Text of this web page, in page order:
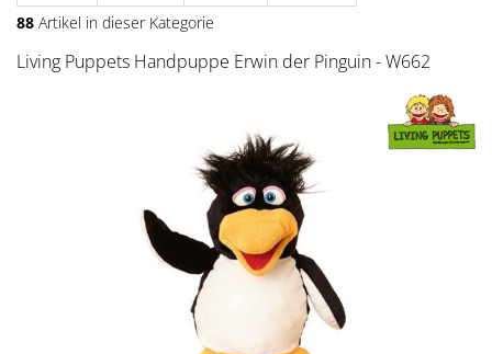
88 Artikel in dieser Kategorie
Living Puppets Handpuppe Erwin der Pinguin - W662